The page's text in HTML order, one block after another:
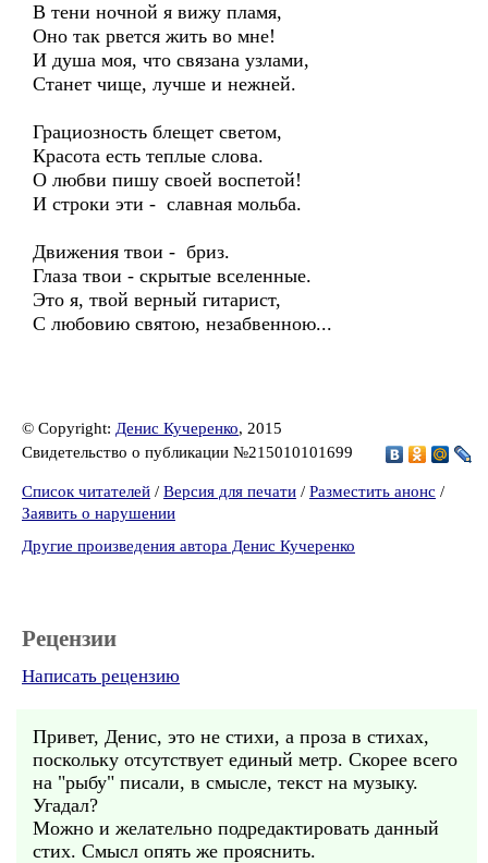
В тени ночной я вижу пламя,
Оно так рвется жить во мне!
И душа моя, что связана узлами,
Станет чище, лучше и нежней.
Грациозность блещет светом,
Красота есть теплые слова.
О любви пишу своей воспетой!
И строки эти - славная мольба.
Движения твои - бриз.
Глаза твои - скрытые вселенные.
Это я, твой верный гитарист,
С любовию святою, незабвенною...
© Copyright: Денис Кучеренко, 2015
Свидетельство о публикации №215010101699
Список читателей / Версия для печати / Разместить анонс /
Заявить о нарушении
Другие произведения автора Денис Кучеренко
Рецензии
Написать рецензию
Привет, Денис, это не стихи, а проза в стихах,
поскольку отсутствует единый метр. Скорее всего
на "рыбу" писали, в смысле, текст на музыку.
Угадал?
Можно и желательно подредактировать данный
стих. Смысл опять же прояснить.